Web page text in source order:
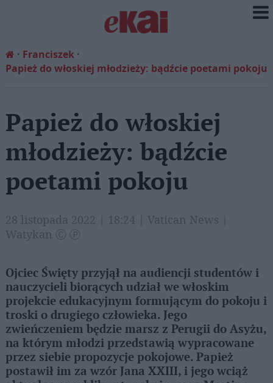
Franciszek
Papież do włoskiej młodzieży: bądźcie poetami pokoju
Papież do włoskiej
młodzieży: bądźcie
poetami pokoju
28 listopada 2022 | 18:24 | Vatican News |
Watykan Ⓒ Ⓟ
Ojciec Święty przyjął na audiencji studentów i
nauczycieli biorących udział we włoskim
projekcie edukacyjnym formującym do pokoju i
troski o drugiego człowieka. Jego
zwieńczeniem będzie marsz z Perugii do Asyżu,
na którym młodzi przedstawią wypracowane
przez siebie propozycje pokojowe. Papież
postawił im za wzór Jana XXIII, i jego wciąż